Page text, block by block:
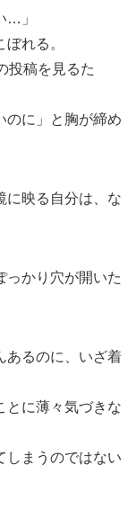
…」
れる。
投稿を見るた
のに」と胸が締め
に映る自分は、な
っかり穴が開いた
あるのに、いざ着
とに薄々気づきな
しまうのではない